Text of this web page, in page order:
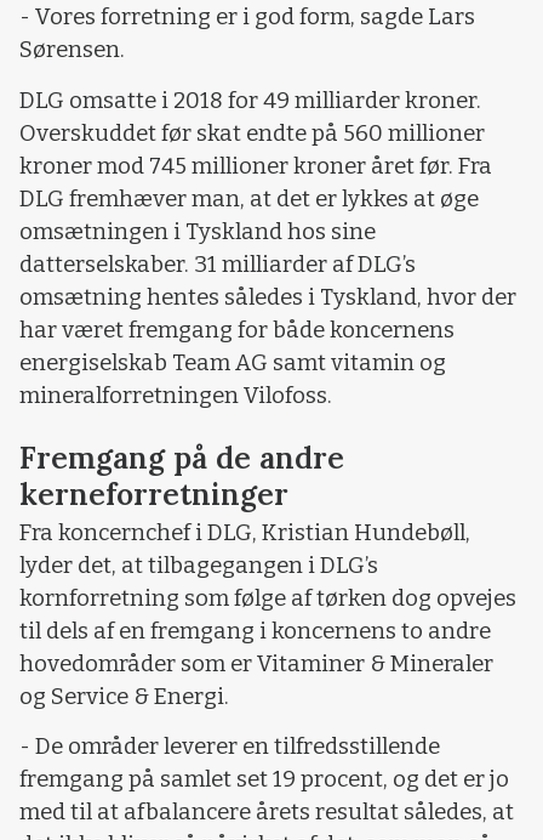
- Vores forretning er i god form, sagde Lars
Sørensen.
DLG omsatte i 2018 for 49 milliarder kroner.
Overskuddet før skat endte på 560 millioner
kroner mod 745 millioner kroner året før. Fra
DLG fremhæver man, at det er lykkes at øge
omsætningen i Tyskland hos sine
datterselskaber. 31 milliarder af DLG’s
omsætning hentes således i Tyskland, hvor der
har været fremgang for både koncernens
energiselskab Team AG samt vitamin og
mineralforretningen Vilofoss.
Fremgang på de andre
kerneforretninger
Fra koncernchef i DLG, Kristian Hundebøll,
lyder det, at tilbagegangen i DLG’s
kornforretning som følge af tørken dog opvejes
til dels af en fremgang i koncernens to andre
hovedområder som er Vitaminer & Mineraler
og Service & Energi.
- De områder leverer en tilfredsstillende
fremgang på samlet set 19 procent, og det er jo
med til at afbalancere årets resultat således, at